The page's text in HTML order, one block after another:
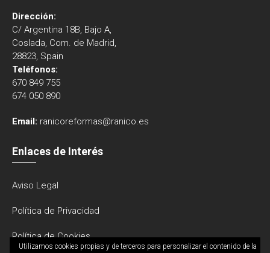
Dirección:
C/ Argentina 18B, Bajo A,
Coslada, Com. de Madrid,
28823, Spain
Teléfonos:
670 849 755
674 050 890
Email: ranicoreformas@ranico.es
Enlaces de Interés
Aviso Legal
Política de Privacidad
Política de Cookies
Utilizamos cookies propias y de terceros para personalizar el contenido de la